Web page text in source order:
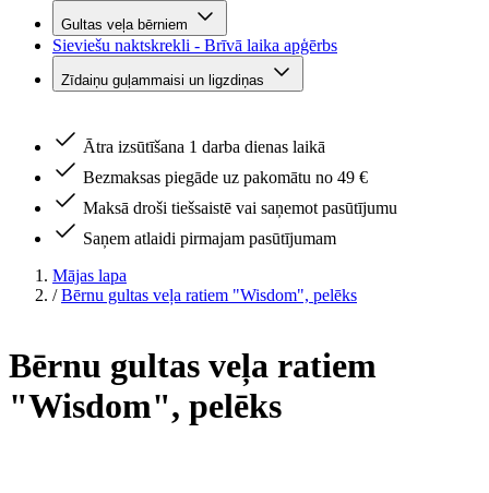
Gultas veļa bērniem
Sieviešu naktskrekli - Brīvā laika apģērbs
Zīdaiņu guļammaisi un ligzdiņas
Ātra izsūtīšana 1 darba dienas laikā
Bezmaksas piegāde uz pakomātu no 49 €
Maksā droši tiešsaistē vai saņemot pasūtījumu
Saņem atlaidi pirmajam pasūtījumam
Mājas lapa
/ Bērnu gultas veļa ratiem "Wisdom", pelēks
Bērnu gultas veļa ratiem
"Wisdom", pelēks